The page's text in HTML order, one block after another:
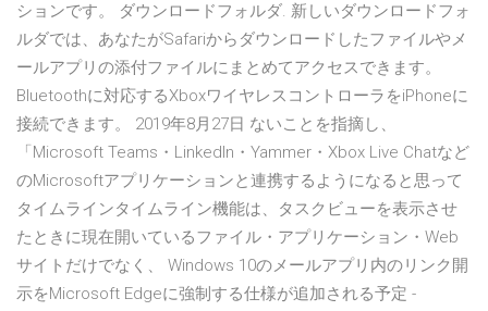
ションです。 ダウンロードフォルダ. 新しいダウンロードフォ
ルダでは、あなたがSafariからダウンロードしたファイルやメ
ールアプリの添付ファイルにまとめてアクセスできます。
Bluetoothに対応するXboxワイヤレスコントローラをiPhoneに
接続できます。 2019年8月27日 ないことを指摘し、
「Microsoft Teams・LinkedIn・Yammer・Xbox Live Chatなど
のMicrosoftアプリケーションと連携するようになると思って
タイムラインタイムライン機能は、タスクビューを表示させ
たときに現在開いているファイル・アプリケーション・Web
サイトだけでなく、 Windows 10のメールアプリ内のリンク開
示をMicrosoft Edgeに強制する仕様が追加される予定 -